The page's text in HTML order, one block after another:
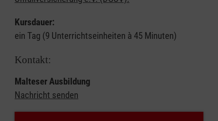
Kursdauer:
ein Tag (9 Unterrichtseinheiten à 45 Minuten)
Kontakt:
Malteser Ausbildung
Nachricht senden